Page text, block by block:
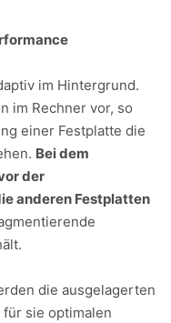
im Hintergrund.
im Rechner vor, so
einer Festplatte die
Bei dem
der
anderen Festplatten
die ausgelagerten
sie optimalen